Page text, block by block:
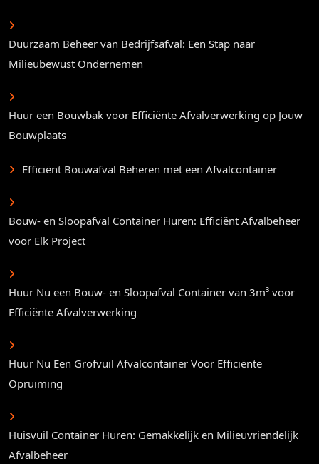
Duurzaam Beheer van Bedrijfsafval: Een Stap naar
Milieubewust Ondernemen
Huur een Bouwbak voor Efficiënte Afvalverwerking op Jouw
Bouwplaats
Efficiënt Bouwafval Beheren met een Afvalcontainer
Bouw- en Sloopafval Container Huren: Efficiënt Afvalbeheer
voor Elk Project
Huur Nu een Bouw- en Sloopafval Container van 3m³ voor
Efficiënte Afvalverwerking
Huur Nu Een Grofvuil Afvalcontainer Voor Efficiënte
Opruiming
Huisvuil Container Huren: Gemakkelijk en Milieuvriendelijk
Afvalbeheer